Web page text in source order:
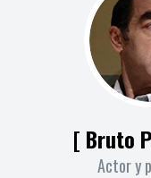
[ Bruto
Actor y